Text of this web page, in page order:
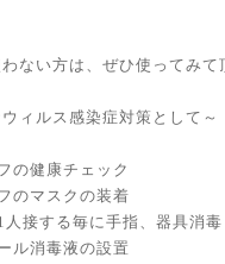
わない方は、ぜひ使ってみ
ィルス感染症対策として～
の健康チェック
のマスクの装着
人接する毎に手指、器具消毒
ル消毒液の設置